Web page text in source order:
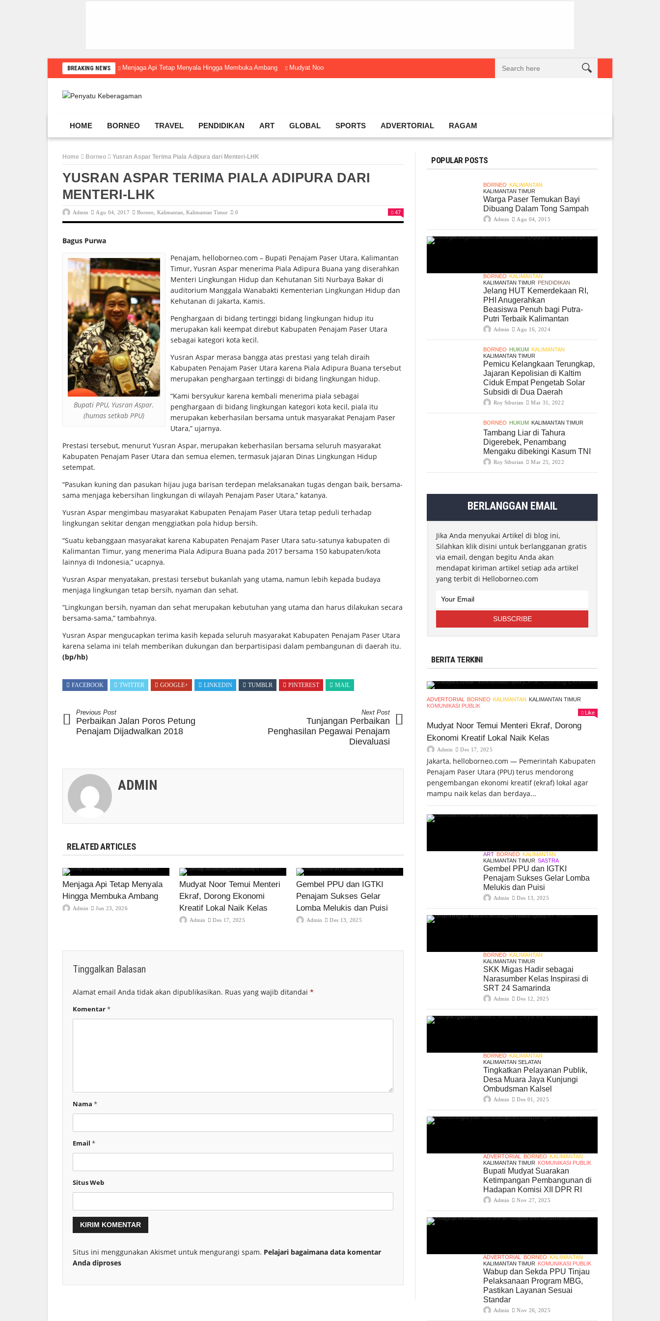
BREAKING NEWS Menjaga Api Tetap Menyala Hingga Membuka Ambang Mudyat Noor Temui Menteri Ekraf, Dorong Ekonomi Kreatif Lokal Naik Kelas Gembel PPU dan IGTKI Penajam Sukses Gelar
HOME BORNEO TRAVEL PENDIDIKAN ART GLOBAL SPORTS ADVERTORIAL RAGAM
Home Borneo Yusran Aspar Terima Piala Adipura dari Menteri-LHK
YUSRAN ASPAR TERIMA PIALA ADIPURA DARI
MENTERI-LHK
Admin Agu 04, 2017 Borneo Kalimantan ,Kalimantan Timur 0 47
Bagus Purwa
Bupati PPU, Yusran Aspar.
(humas setkab PPU)
Penajam, helloborneo.com – Bupati Penajam Paser Utara, Kalimantan
Timur, Yusran Aspar menerima Piala Adipura Buana yang diserahkan
Menteri Lingkungan Hidup dan Kehutanan Siti Nurbaya Bakar di
auditorium Manggala Wanabakti Kementerian Lingkungan Hidup dan
Kehutanan di Jakarta, Kamis.
Penghargaan di bidang tertinggi bidang lingkungan hidup itu
merupakan kali keempat direbut Kabupaten Penajam Paser Utara
sebagai kategori kota kecil.
Yusran Aspar merasa bangga atas prestasi yang telah diraih
Kabupaten Penajam Paser Utara karena Piala Adipura Buana tersebut
merupakan penghargaan tertinggi di bidang lingkungan hidup.
“Kami bersyukur karena kembali menerima piala sebagai
penghargaan di bidang lingkungan kategori kota kecil, piala itu
merupakan keberhasilan bersama untuk masyarakat Penajam Paser
Utara,” ujarnya.
Prestasi tersebut, menurut Yusran Aspar, merupakan keberhasilan bersama seluruh masyarakat
Kabupaten Penajam Paser Utara dan semua elemen, termasuk jajaran Dinas Lingkungan Hidup
setempat.
“Pasukan kuning dan pasukan hijau juga barisan terdepan melaksanakan tugas dengan baik, bersama-
sama menjaga kebersihan lingkungan di wilayah Penajam Paser Utara,” katanya.
Yusran Aspar mengimbau masyarakat Kabupaten Penajam Paser Utara tetap peduli terhadap
lingkungan sekitar dengan menggiatkan pola hidup bersih.
“Suatu kebanggaan masyarakat karena Kabupaten Penajam Paser Utara satu-satunya kabupaten di
Kalimantan Timur, yang menerima Piala Adipura Buana pada 2017 bersama 150 kabupaten/kota
lainnya di Indonesia,” ucapnya.
Yusran Aspar menyatakan, prestasi tersebut bukanlah yang utama, namun lebih kepada budaya
menjaga lingkungan tetap bersih, nyaman dan sehat.
“Lingkungan bersih, nyaman dan sehat merupakan kebutuhan yang utama dan harus dilakukan secara
bersama-sama,” tambahnya.
Yusran Aspar mengucapkan terima kasih kepada seluruh masyarakat Kabupaten Penajam Paser Utara
karena selama ini telah memberikan dukungan dan berpartisipasi dalam pembangunan di daerah itu.
(bp/hb)
FACEBOOK TWITTER GOOGLE+ LINKEDIN TUMBLR PINTEREST MAIL
Previous Post
Perbaikan Jalan Poros Petung
Penajam Dijadwalkan 2018
Next Post
Tunjangan Perbaikan
Penghasilan Pegawai Penajam
Dievaluasi
ADMIN
RELATED ARTICLES
Menjaga Api Tetap Menyala
Hingga Membuka Ambang
Admin Jun 23, 2026
Mudyat Noor Temui Menteri
Ekraf, Dorong Ekonomi
Kreatif Lokal Naik Kelas
Admin Des 17, 2025
Gembel PPU dan IGTKI
Penajam Sukses Gelar
Lomba Melukis dan Puisi
Admin Des 13, 2025
Tinggalkan Balasan
Alamat email Anda tidak akan dipublikasikan. Ruas yang wajib ditandai *
Komentar*
Nama *
Email *
Situs Web
Situs ini menggunakan Akismet untuk mengurangi spam. Pelajari bagaimana data komentar
Anda diproses
POPULAR POSTS
BORNEO KALIMANTAN
KALIMANTAN TIMUR
Warga Paser Temukan Bayi
Dibuang Dalam Tong Sampah
Admin Agu 04, 2015
BORNEO KALIMANTAN
KALIMANTAN TIMUR PENDIDIKAN
Jelang HUT Kemerdekaan RI,
PHI Anugerahkan
Beasiswa Penuh bagi Putra-
Putri Terbaik Kalimantan
Admin Agu 16, 2024
BORNEO HUKUM KALIMANTAN
KALIMANTAN TIMUR
Pemicu Kelangkaan Terungkap,
Jajaran Kepolisian di Kaltim
Ciduk Empat Pengetab Solar
Subsidi di Dua Daerah
Roy Siburian Mar 31, 2022
BORNEO HUKUM KALIMANTAN TIMUR
Tambang Liar di Tahura
Digerebek, Penambang
Mengaku dibekingi Kasum TNI
Roy Siburian Mar 25, 2022
BERLANGGAN EMAIL
Jika Anda menyukai Artikel di blog ini,
Silahkan klik disini untuk berlangganan gratis
via email, dengan begitu Anda akan
mendapat kiriman artikel setiap ada artikel
yang terbit di Helloborneo.com
BERITA TERKINI
ADVERTORIAL BORNEO KALIMANTAN KALIMANTAN TIMUR
KOMUNIKASI PUBLIK
Like
Mudyat Noor Temui Menteri Ekraf, Dorong
Ekonomi Kreatif Lokal Naik Kelas
Admin Des 17, 2025
Jakarta, helloborneo.com — Pemerintah Kabupaten
Penajam Paser Utara (PPU) terus mendorong
pengembangan ekonomi kreatif (ekraf) lokal agar
mampu naik kelas dan berdaya...
ART BORNEO KALIMANTAN
KALIMANTAN TIMUR SASTRA
Gembel PPU dan IGTKI
Penajam Sukses Gelar Lomba
Melukis dan Puisi
Admin Des 13, 2025
BORNEO KALIMANTAN
KALIMANTAN TIMUR
SKK Migas Hadir sebagai
Narasumber Kelas Inspirasi di
SRT 24 Samarinda
Admin Des 12, 2025
BORNEO KALIMANTAN
KALIMANTAN SELATAN
Tingkatkan Pelayanan Publik,
Desa Muara Jaya Kunjungi
Ombudsman Kalsel
Admin Des 01, 2025
ADVERTORIAL BORNEO KALIMANTAN
KALIMANTAN TIMUR KOMUNIKASI PUBLIK
Bupati Mudyat Suarakan
Ketimpangan Pembangunan di
Hadapan Komisi XII DPR RI
Admin Nov 27, 2025
ADVERTORIAL BORNEO KALIMANTAN
KALIMANTAN TIMUR KOMUNIKASI PUBLIK
Wabup dan Sekda PPU Tinjau
Pelaksanaan Program MBG,
Pastikan Layanan Sesuai
Standar
Admin Nov 26, 2025